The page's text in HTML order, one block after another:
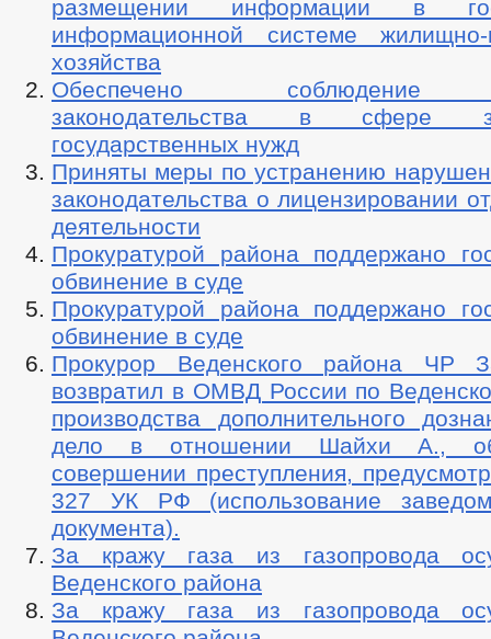
размещении информации в
информационной системе жилищно-
хозяйства
Обеспечено соблюдение
законодательства в сфере
государственных нужд
Приняты меры по устранению
законодательства о лицензировании
деятельности
Прокуратурой района поддержано
обвинение в суде
Прокуратурой района поддержано
обвинение в суде
Прокурор Веденского района ЧР
возвратил в ОМВД России по
производства дополнительного
дело в отношении Шайхи А.,
совершении преступления,
327 УК РФ (использование
документа).
За кражу газа из газопровода
Веденского района
За кражу газа из газопровода